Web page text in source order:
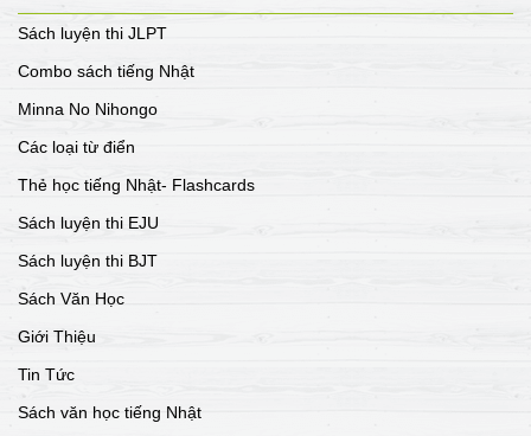
Sách luyện thi JLPT
Combo sách tiếng Nhật
Minna No Nihongo
Các loại từ điển
Thẻ học tiếng Nhật- Flashcards
Sách luyện thi EJU
Sách luyện thi BJT
Sách Văn Học
Giới Thiệu
Tin Tức
Sách văn học tiếng Nhật